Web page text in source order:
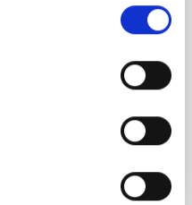
Este planeta pone
alrededor de otras